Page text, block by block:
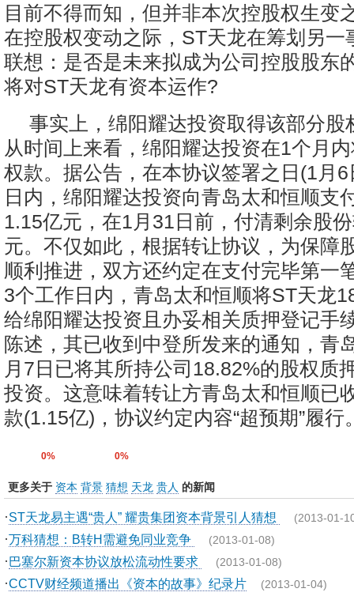
目前不得而知，但并非本次控股权生变
在控股权变动之际，ST天龙在筹划另一
联想：是否是未来拟成为公司控股股东
将对ST天龙有资本运作?
事实上，绵阳耀达投资取得该部分股
从时间上来看，绵阳耀达投资在1个月
权款。据公告，在本协议签署之日(1月
日内，绵阳耀达投资向青岛太和恒顺支
1.15亿元，在1月31日前，付清剩余股
元。不仅如此，根据转让协议，为保障
顺利推进，双方还约定在支付完毕第一
3个工作日内，青岛太和恒顺将ST天龙
给绵阳耀达投资且办妥相关质押登记手
陈述，其已收到中登所发来的通知，青
月7日已将其所持公司18.82%的股权质
投资。这意味着转让方青岛太和恒顺已
款(1.15亿)，协议约定内容“超预期”履行
0% 0%
更多关于 资本 背景 猜想 天龙 贵人 的新闻
·ST天龙易主遇“贵人” 耀贵集团资本背景引人猜想 (2013-01-
·万科猜想：B转H需避免同业竞争 (2013-01-08)
·巴塞尔新资本协议放松流动性要求 (2013-01-08)
·CCTV财经频道播出《资本的故事》纪录片 (2013-01-04)